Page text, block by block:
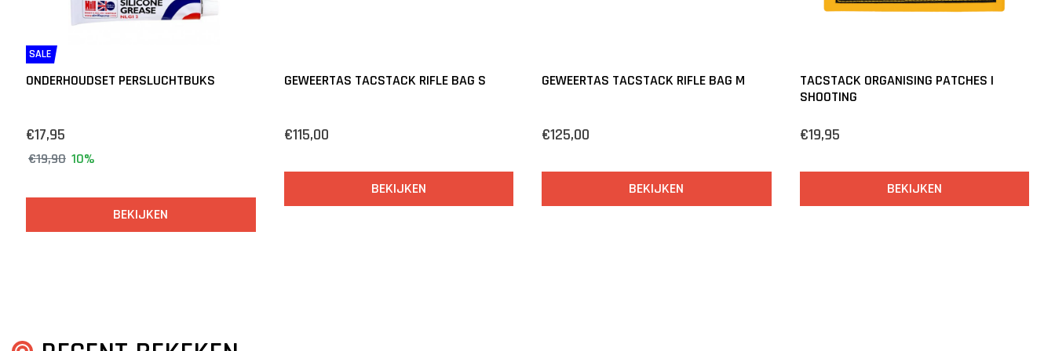
SALE
ONDERHOUDSET PERSLUCHTBUKS
€17,95
€19,90 10%
BEKIJKEN
GEWEERTAS TACSTACK RIFLE BAG S
€115,00
BEKIJKEN
GEWEERTAS TACSTACK RIFLE BAG M
€125,00
BEKIJKEN
TACSTACK ORGANISING PATCHES |
SHOOTING
€19,95
BEKIJKEN